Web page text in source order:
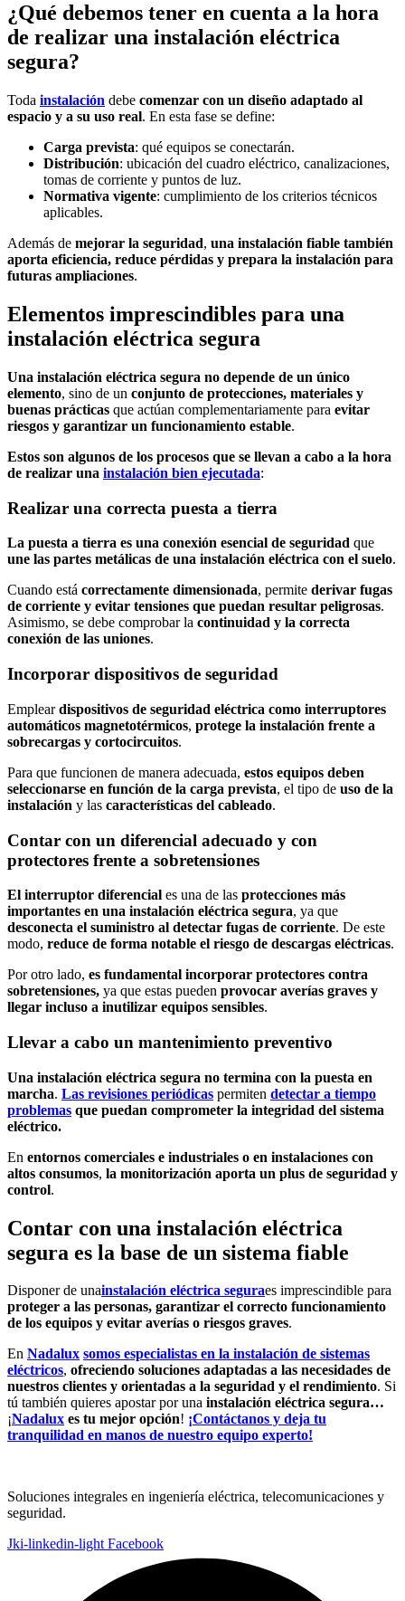
¿Qué debemos tener en cuenta a la hora
de realizar una instalación eléctrica
segura?
Toda instalación debe comenzar con un diseño adaptado al
espacio y a su uso real. En esta fase se define:
Carga prevista: qué equipos se conectarán.
Distribución: ubicación del cuadro eléctrico, canalizaciones,
tomas de corriente y puntos de luz.
Normativa vigente: cumplimiento de los criterios técnicos
aplicables.
Además de mejorar la seguridad, una instalación fiable también
aporta eficiencia, reduce pérdidas y prepara la instalación para
futuras ampliaciones.
Elementos imprescindibles para una
instalación eléctrica segura
Una instalación eléctrica segura no depende de un único
elemento, sino de un conjunto de protecciones, materiales y
buenas prácticas que actúan complementariamente para evitar
riesgos y garantizar un funcionamiento estable.
Estos son algunos de los procesos que se llevan a cabo a la hora
de realizar una instalación bien ejecutada:
Realizar una correcta puesta a tierra
La puesta a tierra es una conexión esencial de seguridad que
une las partes metálicas de una instalación eléctrica con el suelo.
Cuando está correctamente dimensionada, permite derivar fugas
de corriente y evitar tensiones que puedan resultar peligrosas.
Asimismo, se debe comprobar la continuidad y la correcta
conexión de las uniones.
Incorporar dispositivos de seguridad
Empleardispositivos de seguridad eléctrica como interruptores
automáticos magnetotérmicos, protege la instalación frente a
sobrecargas y cortocircuitos.
Para que funcionen de manera adecuada, estos equipos deben
seleccionarse en función de la carga prevista, el tipo de uso de la
instalación y las características del cableado.
Contar con un diferencial adecuado y con
protectores frente a sobretensiones
El interruptor diferencial es una de las protecciones más
importantes en una instalación eléctrica segura, ya que
desconecta el suministro al detectar fugas de corriente. De este
modo, reduce de forma notable el riesgo de descargas eléctricas.
Por otro lado, es fundamental incorporar protectores contra
sobretensiones, ya que estas pueden provocar averías graves y
llegar incluso a inutilizar equipos sensibles.
Llevar a cabo un mantenimiento preventivo
Una instalación eléctrica segura no termina con la puesta en
marcha. Las revisiones periódicas permiten detectar a tiempo
problemas que puedan comprometer la integridad del sistema
eléctrico.
En entornos comerciales e industriales o en instalaciones con
altos consumos, la monitorización aporta un plus de seguridad y
control.
Contar con una instalación eléctrica
segura es la base de un sistema fiable
Disponer de unainstalación eléctrica seguraes imprescindible para
proteger a las personas, garantizar el correcto funcionamiento
de los equipos y evitar averías o riesgos graves.
En Nadalux somos especialistas en la instalación de sistemas
eléctricos, ofreciendo soluciones adaptadas a las necesidades de
nuestros clientes y orientadas a la seguridad y el rendimiento. Si
tú también quieres apostar por una instalación eléctrica segura…
¡Nadalux es tu mejor opción! ¡Contáctanos y deja tu
tranquilidad en manos de nuestro equipo experto!
Soluciones integrales en ingeniería eléctrica, telecomunicaciones y
seguridad.
Jki-linkedin-light Facebook